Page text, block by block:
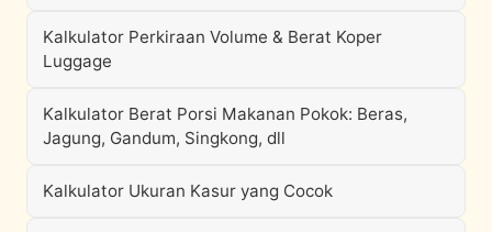
Kalkulator Perkiraan Volume & Berat Koper
Luggage
Kalkulator Berat Porsi Makanan Pokok: Beras,
Jagung, Gandum, Singkong, dll
Kalkulator Ukuran Kasur yang Cocok